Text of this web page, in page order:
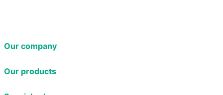
Our company
Our products